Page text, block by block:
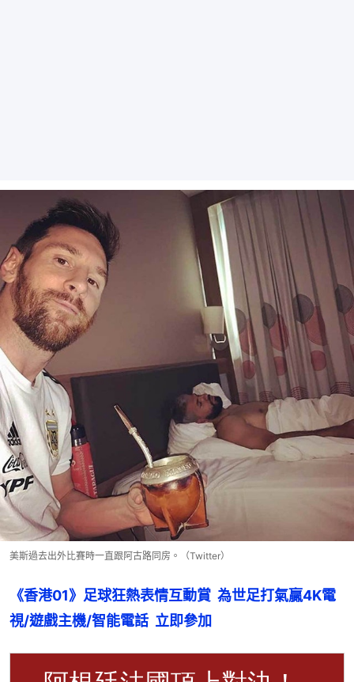
美斯過去出外比賽時一直跟阿古路同房。（Twitter）
《香港01》足球狂熱表情互動賞  為世足打氣贏4K電
視/遊戲主機/智能電話  立即參加